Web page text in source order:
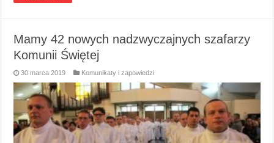
Mamy 42 nowych nadzwyczajnych szafarzy
Komunii Świętej
30 marca 2019 Komunikaty i zapowiedzi